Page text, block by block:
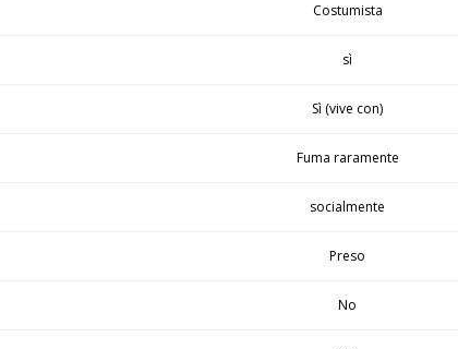
Costumista
sì
Sì (vive con)
Fuma raramente
socialmente
Preso
No